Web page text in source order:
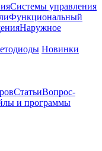
Системы управления
Функциональный
Наружное
Новинки
СтатьиВопрос-
и программы